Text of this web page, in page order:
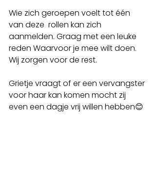
Wie zich geroepen voelt tot één
van deze  rollen kan zich
aanmelden. Graag met een leuke
reden Waarvoor je mee wilt doen.
Wij zorgen voor de rest.
Grietje vraagt of er een vervangster
voor haar kan komen mocht zij
even een dagje vrij willen hebben😊